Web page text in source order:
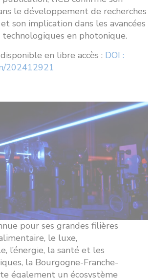
le développement de recherches
son implication dans les avancées
en photonique.
en libre accès : DOI :
202412921
pour ses grandes filières
le luxe,
l’énergie, la santé et les
la Bourgogne-Franche-
également un écosystème